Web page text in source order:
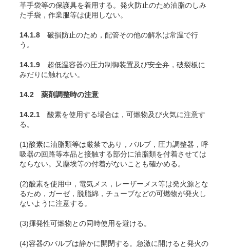
革手袋等の保護具を着用する。発火防止のため油脂のしみ
た手袋，作業服等は使用しない。
14.1.8 破損防止のため，配管その他の解氷は常温で行
う。
14.1.9 超低温容器の圧力制御装置及び安全弁，破裂板に
みだりに触れない。
14.2 薬剤調整時の注意
14.2.1 酸素を使用する場合は，可燃物及び火気に注意す
る。
(1)酸素に油脂類等は厳禁であり，バルブ，圧力調整器，呼
吸器の回路等本品と接触する部分に油脂類を付着させては
ならない。又塵埃等の付着がないことも確かめる。
(2)酸素を使用中，電気メス，レーザーメス等は発火源とな
るため，ガーゼ，脱脂綿，チューブなどの可燃物が発火し
ないように注意する 。
(3)揮発性可燃物との同時使用を避ける。
(4)容器のバルブは静かに開閉する。急激に開けると発火の